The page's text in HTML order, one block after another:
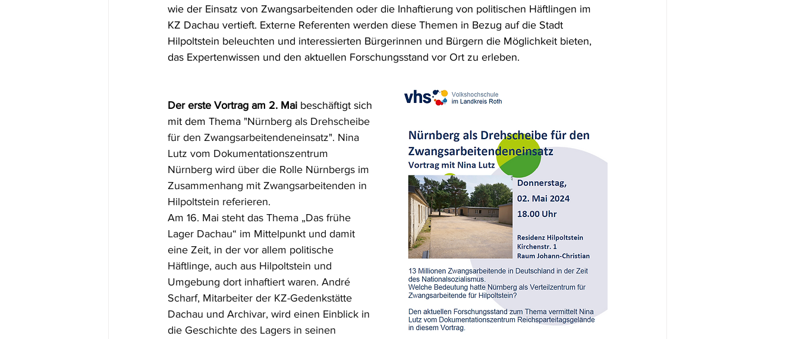
wie der Einsatz von Zwangsarbeitenden oder die Inhaftierung von politischen Häftlingen im
KZ Dachau vertieft. Externe Referenten werden diese Themen in Bezug auf die Stadt
Hilpoltstein beleuchten und interessierten Bürgerinnen und Bürgern die Möglichkeit bieten,
das Expertenwissen und den aktuellen Forschungsstand vor Ort zu erleben.
Der erste Vortrag am 2. Mai beschäftigt sich
mit dem Thema "Nürnberg als Drehscheibe
für den Zwangsarbeitendeneinsatz". Nina
Lutz vom Dokumentationszentrum
Nürnberg wird über die Rolle Nürnbergs im
Zusammenhang mit Zwangsarbeitenden in
Hilpoltstein referieren.
Am 16. Mai steht das Thema „Das frühe
Lager Dachau“ im Mittelpunkt und damit
eine Zeit, in der vor allem politische
Häftlinge, auch aus Hilpoltstein und
Umgebung dort inhaftiert waren. André
Scharf, Mitarbeiter der KZ-Gedenkstätte
Dachau und Archivar, wird einen Einblick in
die Geschichte des Lagers in seinen